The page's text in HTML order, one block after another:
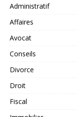
Administratif
Affaires
Avocat
Conseils
Divorce
Droit
Fiscal